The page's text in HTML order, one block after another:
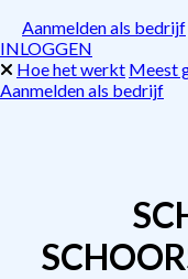
Aanmelden als bedrijf
INLOGGEN
Hoe het werkt Meest
Aanmelden als bedrijf